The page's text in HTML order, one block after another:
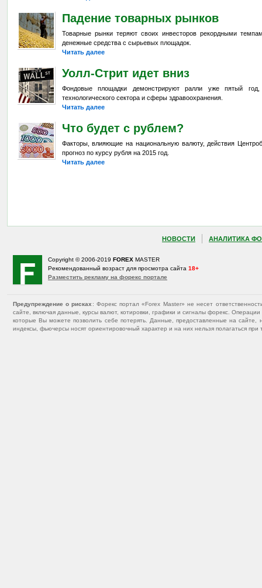
Падение товарных рынков
Товарные рынки теряют своих инвесторов рекордными
денежные средства с сырьевых площадок.
Читать далее
Уолл-Стрит идет вниз
Фондовые площадки демонстрируют ралли уже пятый
технологического сектора и сферы здравоохранения.
Читать далее
Что будет с рублем?
Факторы, влияющие на национальную валюту, действия
прогноз по курсу рубля на 2015 год.
Читать далее
НОВОСТИ АНАЛИТИКА
Copyright © 2006-2019 FOREX MASTER
Рекомендованный возраст для просмотра сайта 18+
Разместить рекламу на форекс портале
Предупреждение о рисках : Форекс портал «Forex Master» не несет
сайте, включая данные, курсы валют, котировки, графики и сигналы форекс.
которые Вы можете позволить себе потерять. Данные, предоставленные на
индексы, фьючерсы носят ориентировочный характер и на них нельзя полагаться при